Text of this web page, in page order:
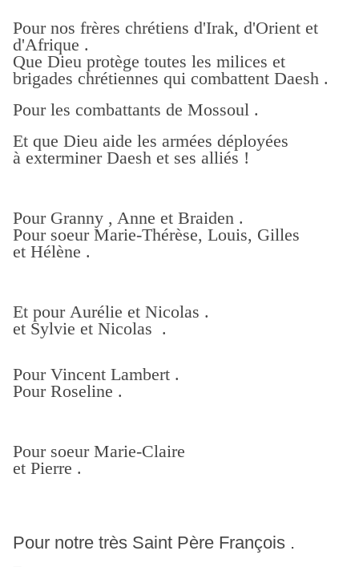
Pour nos frères chrétiens d'Irak, d'Orient et
d'Afrique .
Que Dieu protège toutes les milices et
brigades chrétiennes qui combattent Daesh .
Pour les combattants de Mossoul .
Et que Dieu aide les armées déployées
à exterminer Daesh et ses alliés !
Pour Granny , Anne et Braiden .
Pour soeur Marie-Thérèse, Louis, Gilles
et Hélène .
Et pour Aurélie et Nicolas .
et Sylvie et Nicolas .
Pour Vincent Lambert .
Pour Roseline .
Pour soeur Marie-Claire
et Pierre .
Pour notre très Saint Père François .